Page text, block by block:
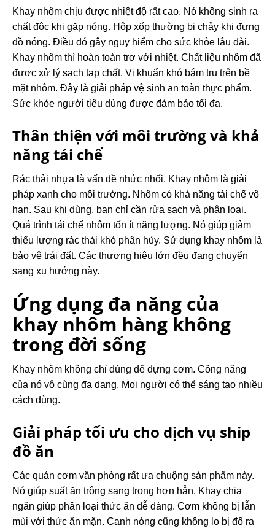
Khay nhôm chịu được nhiệt độ rất cao. Nó không sinh ra
chất độc khi gặp nóng. Hộp xốp thường bị chảy khi đựng
đồ nóng. Điều đó gây nguy hiểm cho sức khỏe lâu dài.
Khay nhôm thì hoàn toàn trơ với nhiệt. Chất liệu nhôm đã
được xử lý sạch tạp chất. Vi khuẩn khó bám trụ trên bề
mặt nhôm. Đây là giải pháp vệ sinh an toàn thực phẩm.
Sức khỏe người tiêu dùng được đảm bảo tối đa.
Thân thiện với môi trường và khả
năng tái chế
Rác thải nhựa là vấn đề nhức nhối. Khay nhôm là giải
pháp xanh cho môi trường. Nhôm có khả năng tái chế vô
hạn. Sau khi dùng, bạn chỉ cần rửa sạch và phân loại.
Quá trình tái chế nhôm tốn ít năng lượng. Nó giúp giảm
thiểu lượng rác thải khó phân hủy. Sử dụng khay nhôm là
bảo vệ trái đất. Các thương hiệu lớn đều đang chuyển
sang xu hướng này.
Ứng dụng đa năng của
khay nhôm hàng không
trong đời sống
Khay nhôm không chỉ dùng để đựng cơm. Công năng
của nó vô cùng đa dạng. Mọi người có thể sáng tạo nhiều
cách dùng.
Giải pháp tối ưu cho dịch vụ ship
đồ ăn
Các quán cơm văn phòng rất ưa chuộng sản phẩm này.
Nó giúp suất ăn trông sang trọng hơn hẳn. Khay chia
ngăn giúp phân loại thức ăn dễ dàng. Cơm không bị lẫn
mùi với thức ăn mặn. Canh nóng cũng không lo bị đổ ra